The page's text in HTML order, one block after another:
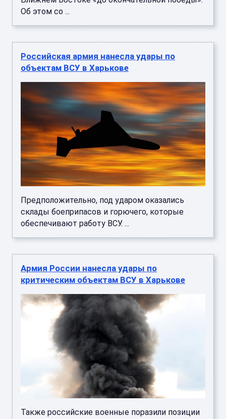
Об этом со ...
Российская армия нанесла удары по
объектам ВСУ в Харькове
Предположительно, под ударом оказались
склады боеприпасов и горючего, которые
обеспечивают работу ВСУ. ...
Армия России нанесла удары по
критическим объектам ВСУ в Харькове
Также российские военные поразили позиции